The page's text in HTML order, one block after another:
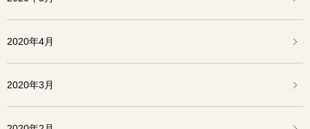
2020年4月
2020年3月